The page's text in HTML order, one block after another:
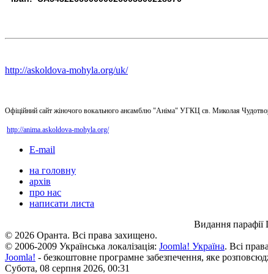
http://askoldova-mohyla.org/uk/
Офіційний сайт жіночого вокального ансамблю "Аніма" УГКЦ св. Миколая
http://anima.askoldova-mohyla.org/
E-mail
на головну
архів
про нас
написати листа
Видання
© 2026 Оранта. Всі права захищено.
© 2006-2009 Українська локалізація: Joomla! Україна. Всі
Joomla! - безкоштовне програмне забезпечення, яке
Субота, 08 серпня 2026, 00:31